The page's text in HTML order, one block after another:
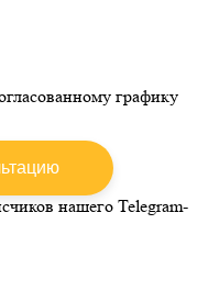
графику
нашего Telegram-